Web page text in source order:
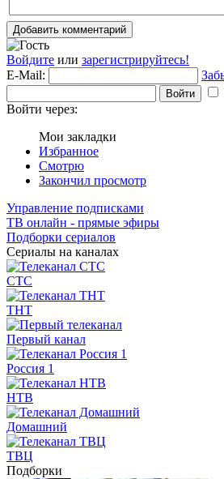
Добавить комментарий
Войдите или зарегистрируйтесь!
E-Mail:
Войти
Войти через:
Мои закладки
Избранное
Смотрю
Закончил просмотр
Управление подписками
ТВ онлайн - прямые эфиры
Подборки сериалов
Сериалы на каналах
СТС
ТНТ
Первый канал
Россия 1
НТВ
Домашний
ТВЦ
Подборки